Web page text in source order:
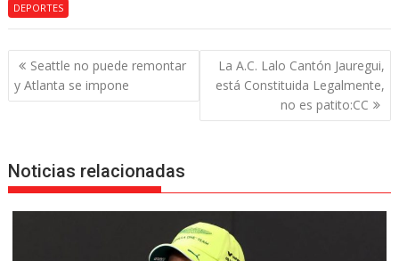
DEPORTES
Navegación
de
entradas
Seattle no puede remontar
y Atlanta se impone
La A.C. Lalo Cantón Jauregui,
está Constituida Legalmente,
no es patito:CC
Noticias relacionadas